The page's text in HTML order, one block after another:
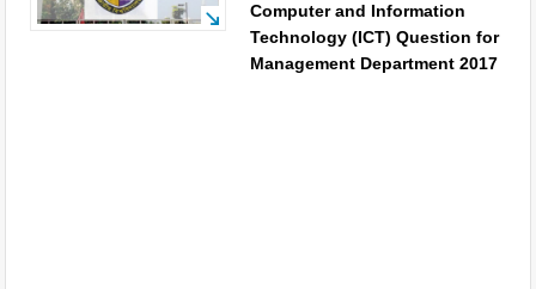
Computer and Information
Technology (ICT) Question for
Management Department 2017